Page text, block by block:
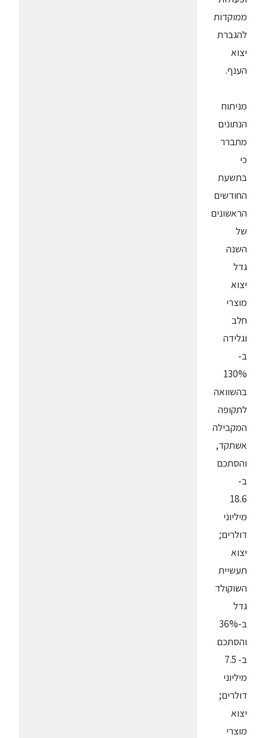
ממוקדות
להגברת
יצוא
הענף.
מניתוח
הנתונים
מתברר
כי
בתשעת
החודשים
הראשונים
של
השנה
גדל
יצוא
מוצרי
חלב
וגלידה
ב-
130%
בהשוואה
לתקופה
המקבילה
אשתקד,
והסתכם
ב-
18.6
מיליוני
דולרים;
יצוא
תעשיית
השוקולד
גדל
ב-36%
והסתכם
ב- 7.5
מיליוני
דולרים;
יצוא
מוצרי